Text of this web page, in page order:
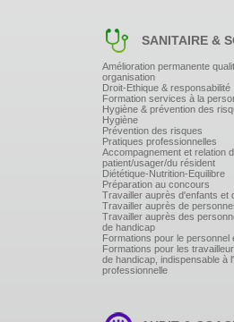
SANITAIRE &
Amélioration permanente
organisation
Droit-Ethique & responsabilité
Formation services à la
Hygiène & prévention des
Hygiène
Prévention des risques
Pratiques professionnelles
Accompagnement et relation
patient/usager/du résident
Diététique-Nutrition-Equilibre
Préparation au concours
Travailler auprès d'enfants et
Travailler auprès de
Travailler auprès des
de handicap
Formations pour le personnel
Formations pour les
de handicap, indispensable à
professionnelle